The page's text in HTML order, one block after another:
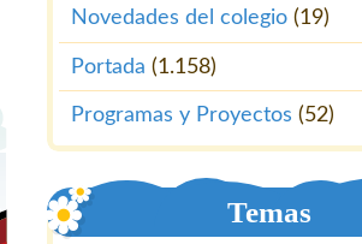
Novedades del colegio (19)
Portada (1.158)
Programas y Proyectos (52)
Temas